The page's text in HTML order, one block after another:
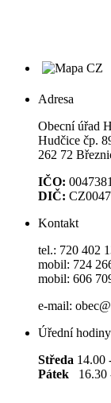
Adresa
Obecní úřad
Hudčice čp.
262 72
IČO:
DIČ:
Kontakt
tel.: 720 402
mobil: 724
mobil: 606
e-mail:
Úřední hodiny
Středa 14.00
Pátek 16.30